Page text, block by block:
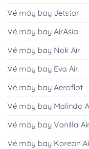
Vé máy bay Jetstar
Vé máy bay AirAsia
Vé máy bay Nok Air
Vé máy bay Eva Air
Vé máy bay Aeroflot
Vé máy bay Malindo
Vé máy bay Vanilla
Vé máy bay Korean